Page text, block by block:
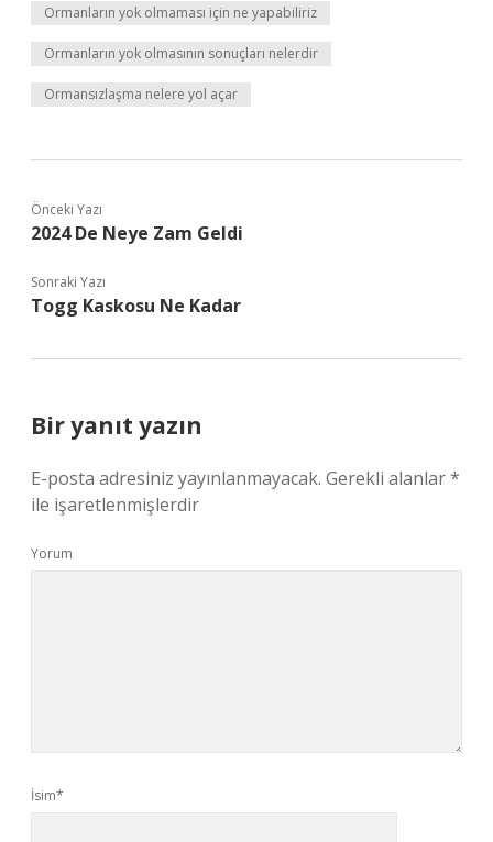
Ormanların yok olmaması için ne yapabiliriz
Ormanların yok olmasının sonuçları nelerdir
Ormansızlaşma nelere yol açar
Önceki Yazı
2024 De Neye Zam Geldi
Sonraki Yazı
Togg Kaskosu Ne Kadar
Bir yanıt yazın
E-posta adresiniz yayınlanmayacak. Gerekli alanlar*
ile işaretlenmişlerdir
Yorum
İsim*